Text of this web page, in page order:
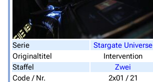
Navigation
Hauptseite
Von A bis Z
Zufälliger Artikel
Serie
Stargate Universe
Originaltitel
Intervention
Staffel
Zwei
Code / Nr.
2x01 / 21